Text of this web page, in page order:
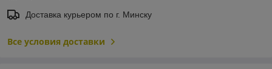
Доставка курьером по г. Минску
Все условия доставки